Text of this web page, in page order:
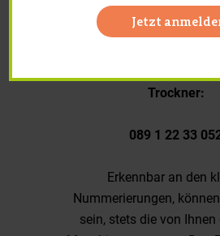
Trockner:
089 1 22 33
Erkennbar an den
Nummerierungen,
sein, stets die von
Jetzt